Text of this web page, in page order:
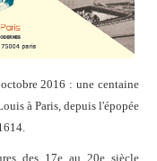
2016 : une centaine
à Paris, depuis l'épopée
des 17e au 20e siècle